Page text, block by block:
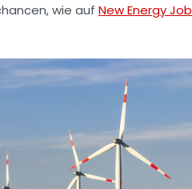
wie auf New Energy